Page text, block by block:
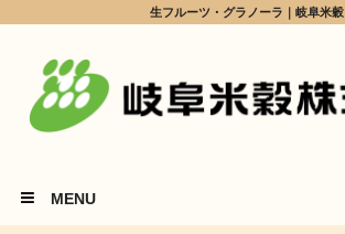
生フルーツ・グラノーラ｜岐阜米穀
MENU